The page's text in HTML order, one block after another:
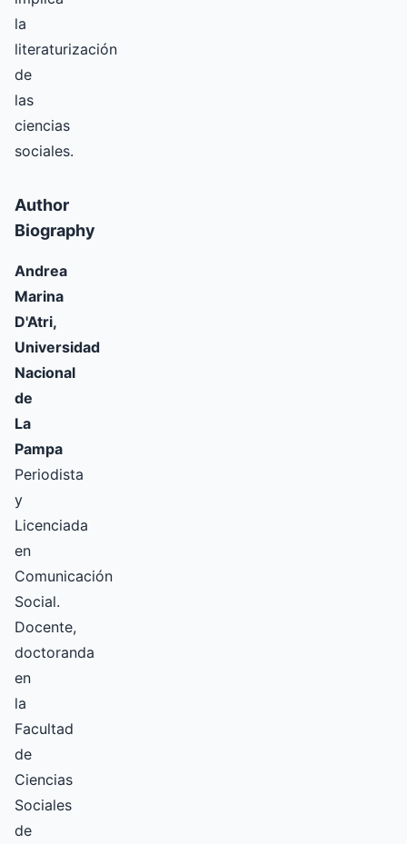
la
literaturización
de
las
ciencias
sociales.
Author
Biography
Andrea
Marina
D'Atri,
Universidad
Nacional
de
La
Pampa
Periodista
y
Licenciada
en
Comunicación
Social.
Docente,
doctoranda
en
la
Facultad
de
Ciencias
Sociales
de